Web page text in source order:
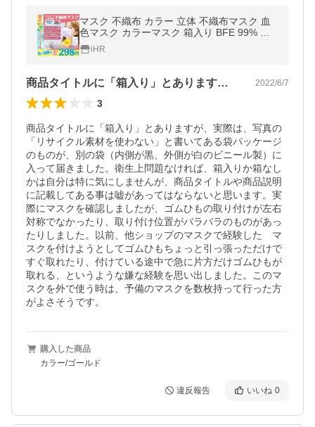
マスク 不織布 カラー 立体 不織布マスク 血
色マスク カラーマスク 箱入り BFE 99% 大
人用 メンズ レディース 三層構造 ウイルス
花粉対策 飛沫防止 抗菌 セール
iHR
商品タイトルに「箱入り」とありますが、… 2022/6/7
3
商品タイトルに「箱入り」とありますが、実際は、写真の
「リサイクル素材を使わない」と書いてある袋パッケージ
のものが、別の袋（内側が黒、外側が白のビニール製）に
入って届きました。衛生上問題なければ、箱入りか箱なし
かは自分は特に気にしませんが、商品タイトルや商品説明
に記載してある事は嘘があってはならないと思います。実
際にマスクを確認しましたが、ゴムひもの取り付けが左右
対称でなかったり、取り付け位置がバラバラのものがあっ
たりしました。以前、他ショップのマスクで経験した　マ
スクを付けようとしてゴムひもちょっと引っ張っただけで
すぐ取れたり、付けている途中で急に片方だけゴムひもが
取れる、というような嫌な経験を思い出しました。このマ
スクを外で使う時は、予備のマスクを数枚持って行った方
がよさそうです。
購入した商品
カラー/ゴールド
違反報告 いいね 0